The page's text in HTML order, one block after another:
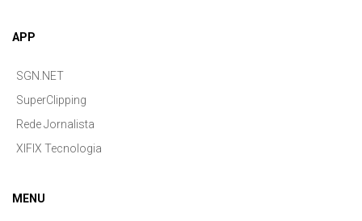
APP
SGN.NET
SuperClipping
Rede Jornalista
XIFIX Tecnologia
MENU